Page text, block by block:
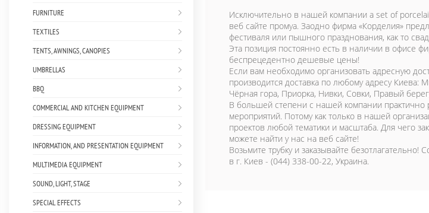
FURNITURE
TEXTILES
TENTS, AWNINGS, CANOPIES
UMBRELLAS
BBQ
COMMERCIAL AND KITCHEN EQUIPMENT
DRESSING EQUIPMENT
INFORMATION, AND PRESENTATION EQUIPMENT
MULTIMEDIA EQUIPMENT
SOUND, LIGHT, STAGE
SPECIAL EFFECTS
Исключительно в нашей компании a set of
веб сайте промуа. Заодно фирма «Корделия»
фестиваля или пышного празднования, как то
Эта позиция постоянно есть в наличии в офисе
беспрецедентно дешевые цены!
Если вам необходимо организовать адресную
производится доставка по любому адресу
Чёрная гора, Приорка, Нивки, Совки, Правый
В большей степени с нашей компании практично
мероприятий. Потому как только в нашей
проектов любой тематики и масштаба. Для чего
можете найти у нас на веб сайте!
Возьмите трубку и заказывайте
в г. Киев - (044) 338-00-22, Украина.